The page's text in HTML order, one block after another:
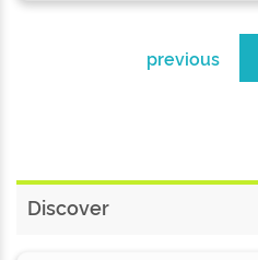
previous
Discover